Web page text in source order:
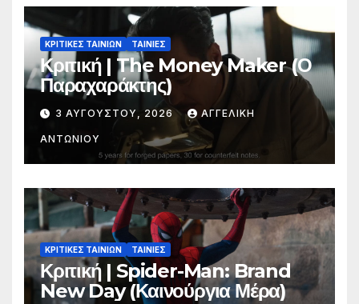
ΚΡΙΤΙΚΕΣ ΤΑΙΝΙΩΝ ΤΑΙΝΙΕΣ
Κριτική | The Money Maker (Ο
Παραχαράκτης)
3 ΑΥΓΟΎΣΤΟΥ, 2026 ΑΓΓΕΛΙΚΉ
ΑΝΤΩΝΊΟΥ
ΚΡΙΤΙΚΕΣ ΤΑΙΝΙΩΝ ΤΑΙΝΙΕΣ
Κριτική | Spider-Man: Brand
New Day (Καινούργια Μέρα)